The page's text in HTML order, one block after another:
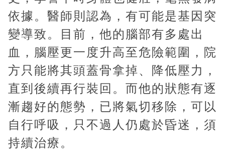
依據。醫師則認為，有可能是基因突
變導致。目前，他的腦部有多處出
血，腦壓更一度升高至危險範圍，院
方只能將其頭蓋骨拿掉、降低壓力，
直到後續再行裝回。而他的狀態有逐
漸趨好的態勢，已將氣切移除，可以
自行呼吸，只不過人仍處於昏迷，須
持續治療。